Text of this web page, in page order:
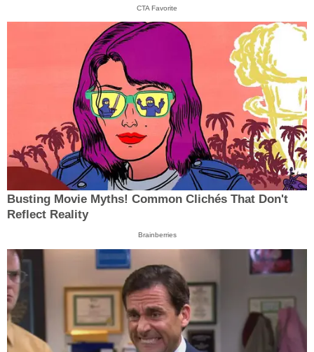
CTA Favorite
Busting Movie Myths! Common Clichés That Don't
Reflect Reality
Brainberries